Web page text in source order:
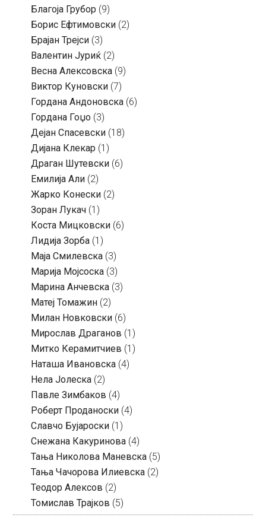
Благоја Грубор (9)
Борис Ефтимовски (2)
Брајан Трејси (3)
Валентин Јуриќ (2)
Весна Алексовска (9)
Виктор Куновски (7)
Гордана Андоновска (6)
Гордана Гоџо (3)
Дејан Спасевски (18)
Дијана Клекар (1)
Драган Шутевски (6)
Емилија Али (2)
Жарко Конески (2)
Зоран Лукач (1)
Коста Мицковски (6)
Лидија Зорба (1)
Маја Смилевска (3)
Марија Мојсоска (3)
Марина Анчевска (3)
Матеј Томажин (2)
Милан Новковски (6)
Мирослав Драганов (1)
Митко Керамитчиев (1)
Наташа Ивановска (4)
Нела Јолеска (2)
Павле Зимбаков (4)
Роберт Проданоски (4)
Славчо Бујароски (1)
Снежана Какуринова (4)
Тања Николова Маневска (5)
Тања Чачорова Илиевска (2)
Теодор Алексов (2)
Томислав Трајков (5)